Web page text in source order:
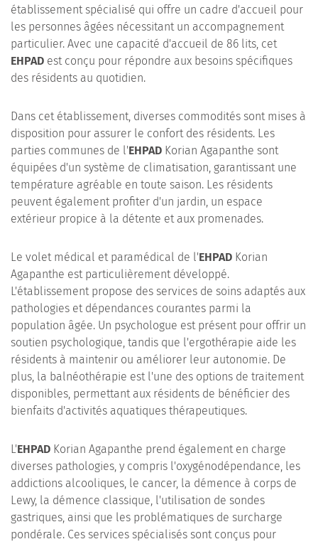
établissement spécialisé qui offre un cadre d'accueil pour
les personnes âgées nécessitant un accompagnement
particulier. Avec une capacité d'accueil de 86 lits, cet
EHPAD est conçu pour répondre aux besoins spécifiques
des résidents au quotidien.
Dans cet établissement, diverses commodités sont mises à
disposition pour assurer le confort des résidents. Les
parties communes de l'EHPAD Korian Agapanthe sont
équipées d'un système de climatisation, garantissant une
température agréable en toute saison. Les résidents
peuvent également profiter d'un jardin, un espace
extérieur propice à la détente et aux promenades.
Le volet médical et paramédical de l'EHPAD Korian
Agapanthe est particulièrement développé.
L'établissement propose des services de soins adaptés aux
pathologies et dépendances courantes parmi la
population âgée. Un psychologue est présent pour offrir un
soutien psychologique, tandis que l'ergothérapie aide les
résidents à maintenir ou améliorer leur autonomie. De
plus, la balnéothérapie est l'une des options de traitement
disponibles, permettant aux résidents de bénéficier des
bienfaits d'activités aquatiques thérapeutiques.
L'EHPAD Korian Agapanthe prend également en charge
diverses pathologies, y compris l'oxygénodépendance, les
addictions alcooliques, le cancer, la démence à corps de
Lewy, la démence classique, l'utilisation de sondes
gastriques, ainsi que les problématiques de surcharge
pondérale. Ces services spécialisés sont conçus pour